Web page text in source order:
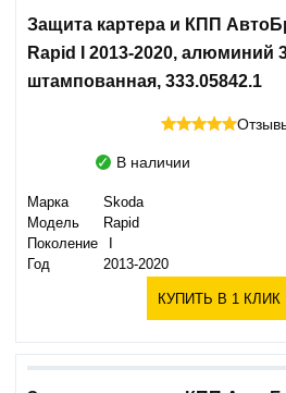
Защита картера и КПП
Rapid I 2013-2020, алюминий
штампованная, 333.05842.1
В наличии
Марка
Skoda
Модель
Rapid
Поколение
Год
2013-2020
КУПИТЬ В 1 КЛИК